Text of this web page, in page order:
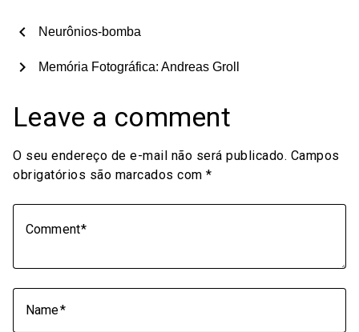
chevron_left Neurônios-bomba
Memória Fotográfica: Andreas Groll
chevron_right
Leave a comment
O seu endereço de e-mail não será publicado. Campos
obrigatórios são marcados com *
Comment
Name